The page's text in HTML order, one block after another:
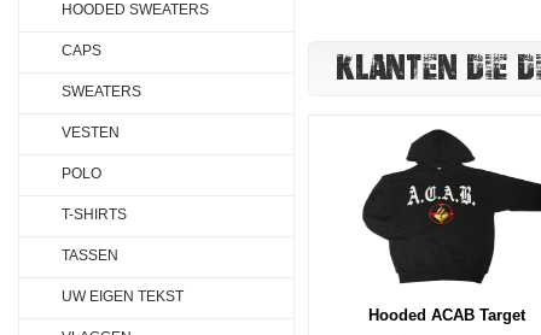
KLANTEN DIE
Hooded ACAB Target
HOODED SWEATERS
CAPS
SWEATERS
VESTEN
POLO
T-SHIRTS
TASSEN
UW EIGEN TEKST